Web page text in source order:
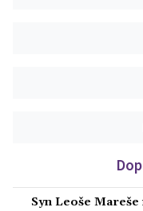
Syn Leoše